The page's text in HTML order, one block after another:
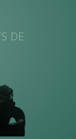
DE